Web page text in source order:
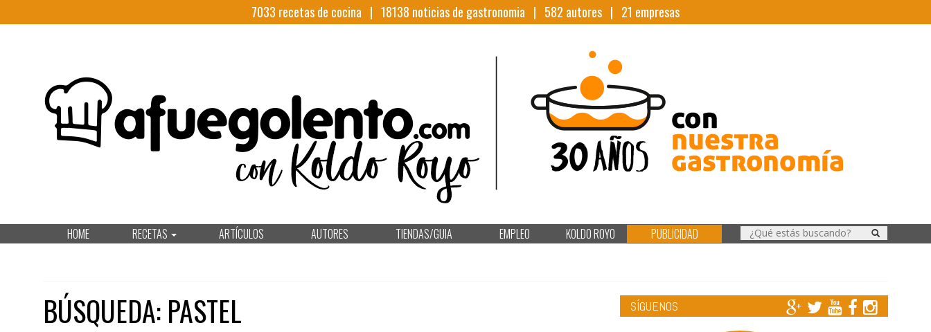
7033 recetas de cocina | 18138 noticias de gastronomia | 582 autores | 21 empresas
HOME RECETAS ARTÍCULOS AUTORES TIENDAS/GUIA EMPLEO KOLDO ROYO PUBLICIDAD
BÚSQUEDA: PASTEL SÍGUENOS